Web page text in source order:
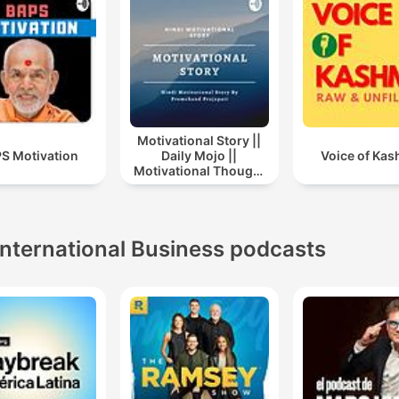
Motivation
Motivational Story ||
Daily Mojo ||
Motivational Thought
|| Motivational Story In
Voice of
Business podcasts